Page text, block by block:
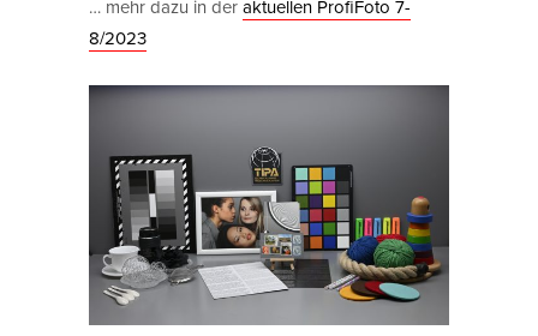
… mehr dazu in deraktuellen ProfiFoto 7-
8/2023